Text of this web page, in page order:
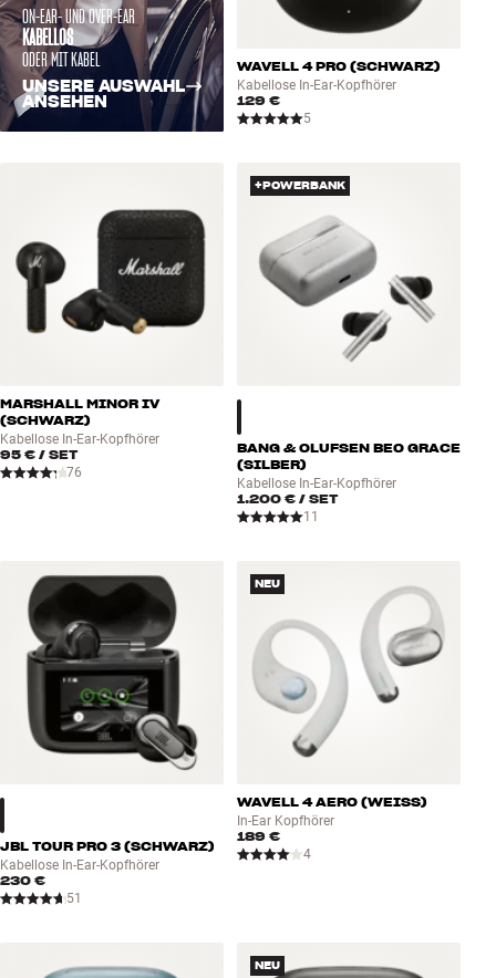
ON-EAR- UND OVER-EAR
KABELLOS
ODER MIT KABEL
UNSERE AUSWAHL
ANSEHEN
WAVELL 4 PRO (SCHWARZ)
Kabellose In-Ear-Kopfhörer
129 €
5
MARSHALL MINOR IV
(SCHWARZ)
Kabellose In-Ear-Kopfhörer
95 € / SET
76
+POWERBANK
BANG & OLUFSEN BEO GRACE
(SILBER)
Kabellose In-Ear-Kopfhörer
1.200 € / SET
11
JBL TOUR PRO 3 (SCHWARZ)
Kabellose In-Ear-Kopfhörer
230 €
51
NEU
WAVELL 4 AERO (WEISS)
In-Ear Kopfhörer
189 €
4
NEU